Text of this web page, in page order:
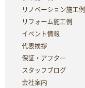
リノベーション施工例
リフォーム施工例
イベント情報
代表挨拶
保証・アフター
スタッフブログ
会社案内